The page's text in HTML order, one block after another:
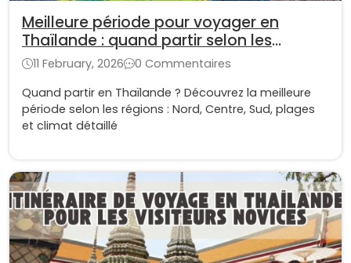
Meilleure période pour voyager en
Thaïlande : quand partir selon les
régions ?
11 February, 2026
0 Commentaires
Quand partir en Thaïlande ? Découvrez la meilleure
période selon les régions : Nord, Centre, Sud, plages
et climat détaillé